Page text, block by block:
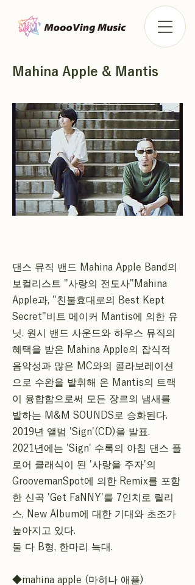
댄스 뮤직 밴드 Mahina Apple Band의
보컬리스트 "사랑의 전도사"Mahina
Apple과, "친불효대로의 Best Kept
Secret"비트 메이커 Mantis에 의한 유
닛. 원시 밴드 사운드와 하우스 뮤직의
혜택을 받은 Mahina Apple의 잡식적
음악성과 많은 MC와의 콜라보레이션
으로 수완을 발휘해 온 Mantis의 트랙
이 융합함으로써 모든 장르의 냄새를
발하는 M&M SOUNDS로 승화된다.
2019년 앨범 'Sign'(CD)을 발표.
2021년에는 'Sign' 수록의 아침 댄스 플
로어 클래식이 된 '사랑을 주자'의
GroovemanSpot에 의한 Remix를 포함
한 신곡 'Get FaNNY'를 7인치로 릴리
스, New Album에 대한 기대와 초조가
높아지고 있다.
둘 다 B형, 한마리 늑대.
◆mahina apple (마히나 애플)
Mahina Apple & Mantis